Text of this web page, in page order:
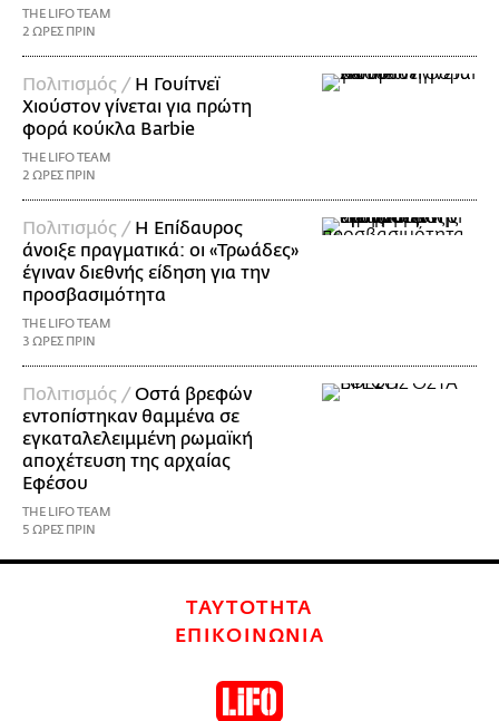
THE LIFO TEAM
2 ΩΡΕΣ ΠΡΙΝ
Πολιτισμός / Η Γουίτνεϊ
Χιούστον γίνεται για πρώτη
φορά κούκλα Barbie
THE LIFO TEAM
2 ΩΡΕΣ ΠΡΙΝ
Πολιτισμός / Η Επίδαυρος
άνοιξε πραγματικά: οι «Τρωάδες»
έγιναν διεθνής είδηση για την
προσβασιμότητα
THE LIFO TEAM
3 ΩΡΕΣ ΠΡΙΝ
Πολιτισμός /Οστά βρεφών
εντοπίστηκαν θαμμένα σε
εγκαταλελειμμένη ρωμαϊκή
αποχέτευση της αρχαίας
Εφέσου
THE LIFO TEAM
5 ΩΡΕΣ ΠΡΙΝ
ΤΑΥΤΟΤΗΤΑ
ΕΠΙΚΟΙΝΩΝΙΑ